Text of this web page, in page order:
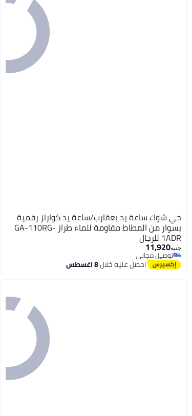
جي شوك ساعة يد بعقارب/ساعة يد كوارتز رقمية
بسوار من المطاط مقاومة للماء طراز GA-110RG-
1ADR للرجال
جنيه11,920
توصيل مجاني
توصيل مجانياحصل عليه خلال8 اغسطس